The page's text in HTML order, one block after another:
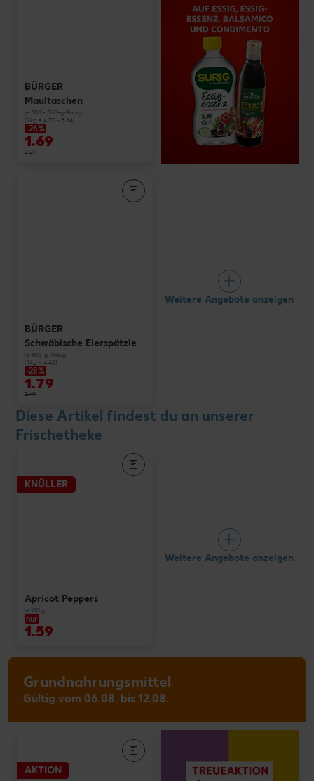
BÜRGER
Maultaschen
je 300 - 360-g-Packg.
(1 kg = 4.70 - 5.64)
-26%
1.69
2.29
BÜRGER
Schwäbische Eierspätzle
je 400-g-Packg.
(1 kg = 4.48)
-28%
1.79
2.49
Weitere Angebote anzeigen
Diese Artikel findest du an unserer
Frischetheke
KNÜLLER
Apricot Peppers
je 100 g
nur
1.59
Weitere Angebote anzeigen
Grundnahrungsmittel
Gültig vom 06.08. bis 12.08.
AKTION